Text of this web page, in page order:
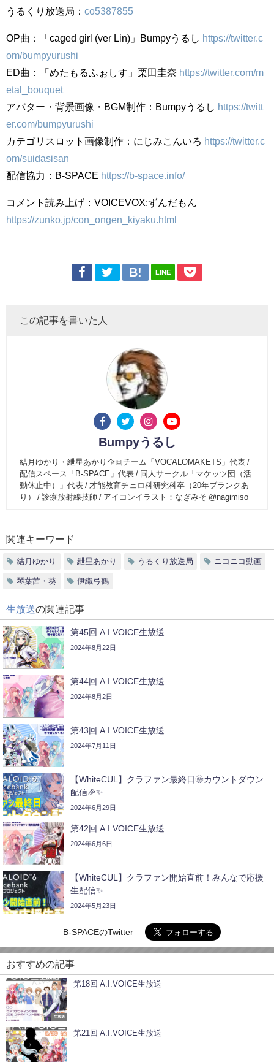
うるくり放送局： co5387855
OP曲：「caged girl (ver Lin)」Bumpyうるし https://twitter.c
om/bumpyurushi
ED曲：「めたもるふぉしす」栗田圭奈 https://twitter.com/m
etal_bouquet
アバター・背景画像・BGM制作：Bumpyうるし https://twitt
er.com/bumpyurushi
カテゴリスロット画像制作：にじみこんいろ https://twitter.c
om/suidasisan
配信協力：B-SPACE https://b-space.info/
コメント読み上げ：VOICEVOX:ずんだもん
https://zunko.jp/con_ongen_kiyaku.html
LINE
この記事を書いた人
Bumpyうるし
結月ゆかり・紲星あかり企画チーム「VOCALOMAKETS」代表 /
配信スペース「B-SPACE」代表 / 同人サークル「マケッツ団（活
動休止中）」代表 / 才能教育チェロ科研究科卒（20年ブランクあ
り） / 診療放射線技師 / アイコンイラスト：なぎみそ @nagimiso
関連キーワード
結月ゆかり 紲星あかり うるくり放送局 ニコニコ動画
琴葉茜・葵 伊織弓鶴
生放送の関連記事
第45回 A.I.VOICE生放送
2024年8月22日
第44回 A.I.VOICE生放送
2024年8月2日
第43回 A.I.VOICE生放送
2024年7月11日
【WhiteCUL】クラファン最終日🌞カウントダウン
配信🎉✨
2024年6月29日
第42回 A.I.VOICE生放送
2024年6月6日
【WhiteCUL】クラファン開始直前！みんなで応援
生配信✨
2024年5月23日
B-SPACEのTwitter
おすすめの記事
生放送
第18回 A.I.VOICE生放送
第21回 A.I.VOICE生放送